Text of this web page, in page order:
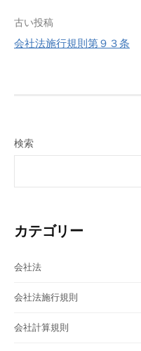
投
ゲ
ョ
ン
古い投稿
会社法施行規則第９３条
検索
カテゴリー
会社法
会社法施行規則
会社計算規則